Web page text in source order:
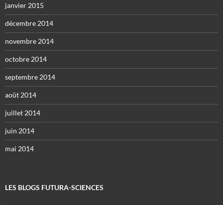
janvier 2015
décembre 2014
novembre 2014
octobre 2014
septembre 2014
août 2014
juillet 2014
juin 2014
mai 2014
LES BLOGS FUTURA-SCIENCES